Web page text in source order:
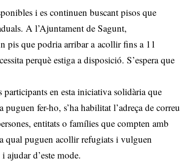
i es continuen buscant pisos que
A l’Ajuntament de Sagunt,
pis que podria arribar a acollir fins a 11
perquè estiga a disposició. S’espera que
en esta iniciativa solidària que
fer-ho, s’ha habilitat l’adreça de correu
entitats o famílies que compten amb
qual puguen acollir refugiats i vulguen
ajudar d’este mode.